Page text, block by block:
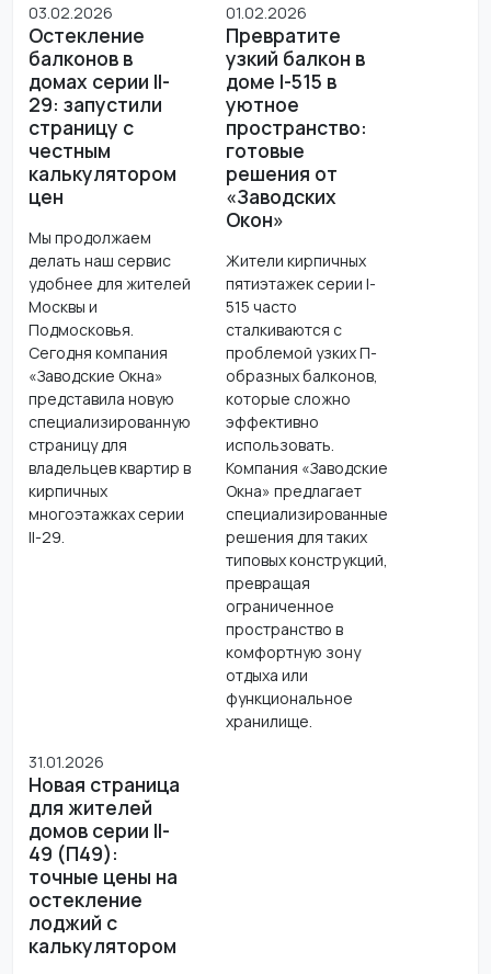
03.02.2026
Остекление
балконов в
домах серии II-
29: запустили
страницу с
честным
калькулятором
цен
Мы продолжаем
делать наш сервис
удобнее для жителей
Москвы и
Подмосковья.
Сегодня компания
«Заводские Окна»
представила новую
специализированную
страницу для
владельцев квартир в
кирпичных
многоэтажках серии
II-29.
01.02.2026
Превратите
узкий балкон в
доме I-515 в
уютное
пространство:
готовые
решения от
«Заводских
Окон»
Жители кирпичных
пятиэтажек серии I-
515 часто
сталкиваются с
проблемой узких П-
образных балконов,
которые сложно
эффективно
использовать.
Компания «Заводские
Окна» предлагает
специализированные
решения для таких
типовых конструкций,
превращая
ограниченное
пространство в
комфортную зону
отдыха или
функциональное
хранилище.
31.01.2026
Новая страница
для жителей
домов серии II-
49 (П49):
точные цены на
остекление
лоджий с
калькулятором